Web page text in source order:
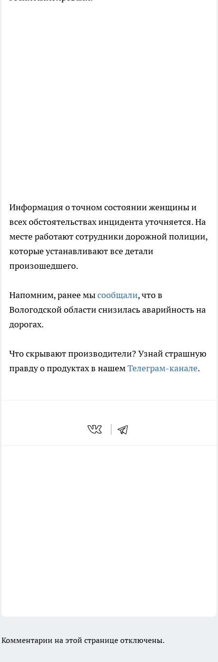
Информация о точном состоянии женщины и
всех обстоятельствах инцидента уточняется. На
месте работают сотрудники дорожной полиции,
которые устанавливают все детали
произошедшего.
Напомним, ранее мысообщали, что в
Вологодской области снизилась аварийность на
дорогах.
Что скрывают производители? Узнай страшную
правду о продуктах в нашемТелеграм-канале.
Комментарии на этой странице отключены.